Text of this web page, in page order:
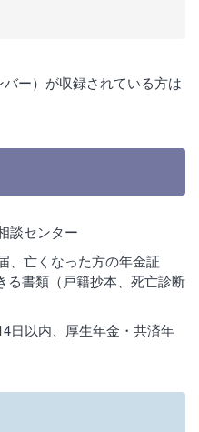
ー）が収録されている方は
談センター
、亡くなった方の年金証
る書類（戸籍抄本、死亡診断
日以内、厚生年金・共済年